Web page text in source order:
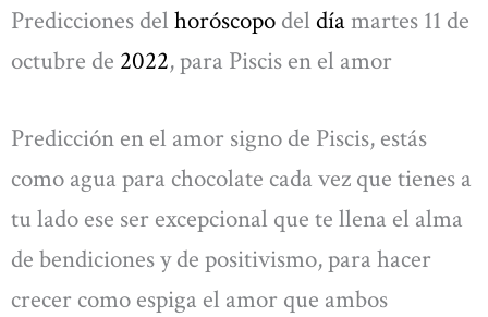
Predicciones del horóscopo del díamartes 11 de
octubre de 2022, para Piscis en el amor
Predicción en el amor signo de Piscis, estás
como agua para chocolate cada vez que tienes a
tu lado ese ser excepcional que te llena el alma
de bendiciones y de positivismo, para hacer
crecer como espiga el amor que ambos